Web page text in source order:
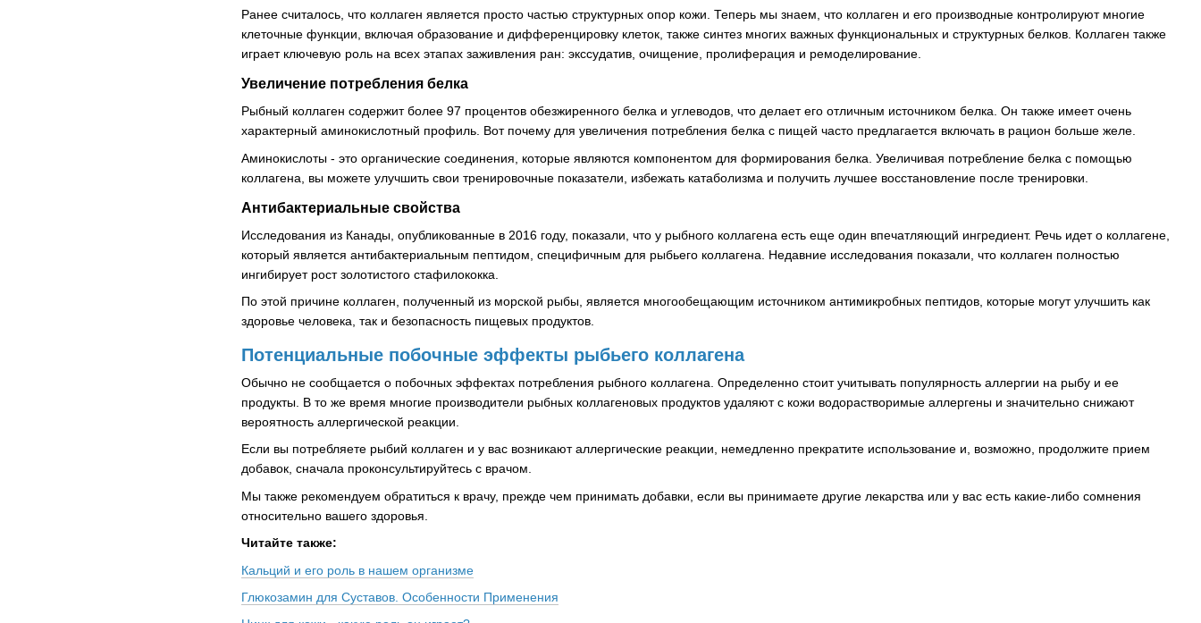
Ранее считалось, что коллаген является просто частью структурных опор кожи. Теперь мы знаем, что коллаген и его производные контролируют многие
клеточные функции, включая образование и дифференцировку клеток, также синтез многих важных функциональных и структурных белков. Коллаген также
играет ключевую роль на всех этапах заживления ран: экссудатив, очищение, пролиферация и ремоделирование.
Увеличение потребления белка
Рыбный коллаген содержит более 97 процентов обезжиренного белка и углеводов, что делает его отличным источником белка. Он также имеет очень
характерный аминокислотный профиль. Вот почему для увеличения потребления белка с пищей часто предлагается включать в рацион больше желе.
Аминокислоты - это органические соединения, которые являются компонентом для формирования белка. Увеличивая потребление белка с помощью
коллагена, вы можете улучшить свои тренировочные показатели, избежать катаболизма и получить лучшее восстановление после тренировки.
Антибактериальные свойства
Исследования из Канады, опубликованные в 2016 году, показали, что у рыбного коллагена есть еще один впечатляющий ингредиент. Речь идет о коллагене,
который является антибактериальным пептидом, специфичным для рыбьего коллагена. Недавние исследования показали, что коллаген полностью
ингибирует рост золотистого стафилококка.
По этой причине коллаген, полученный из морской рыбы, является многообещающим источником антимикробных пептидов, которые могут улучшить как
здоровье человека, так и безопасность пищевых продуктов.
Потенциальные побочные эффекты рыбьего коллагена
Обычно не сообщается о побочных эффектах потребления рыбного коллагена. Определенно стоит учитывать популярность аллергии на рыбу и ее
продукты. В то же время многие производители рыбных коллагеновых продуктов удаляют с кожи водорастворимые аллергены и значительно снижают
вероятность аллергической реакции.
Если вы потребляете рыбий коллаген и у вас возникают аллергические реакции, немедленно прекратите использование и, возможно, продолжите прием
добавок, сначала проконсультируйтесь с врачом.
Мы также рекомендуем обратиться к врачу, прежде чем принимать добавки, если вы принимаете другие лекарства или у вас есть какие-либо сомнения
относительно вашего здоровья.
Читайте также:
Кальций и его роль в нашем организме
Глюкозамин для Суставов. Особенности Применения